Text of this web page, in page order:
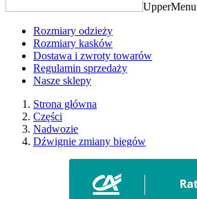
UpperMenu
Rozmiary odzieży
Rozmiary kasków
Dostawa i zwroty towarów
Regulamin sprzedaży
Nasze sklepy
Strona główna
Części
Nadwozie
Dźwignie zmiany biegów